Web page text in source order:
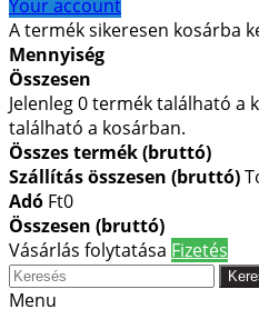
Your account
A termék sikeresen kosárba
Mennyiség
Összesen
Jelenleg0termék található a
található a kosárban.
Összes termék (bruttó)
Szállítás összesen (bruttó)
Adó Ft0
Összesen (bruttó)
Vásárlás folytatása Fizetés
Menu